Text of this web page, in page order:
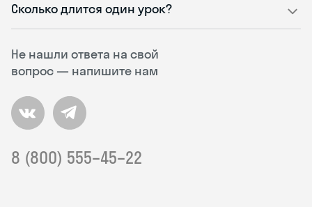
Не нашли ответа на свой
вопрос — напишите нам
8 (800) 555–45–22
Сколько длится один урок?